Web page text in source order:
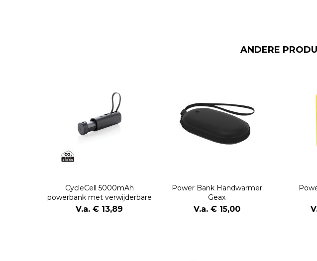
ANDERE
CycleCell 5000mAh
powerbank met verwijderbare
batterij
V.a. € 13,89
Power Bank Handwarmer
Geax
V.a. € 15,00